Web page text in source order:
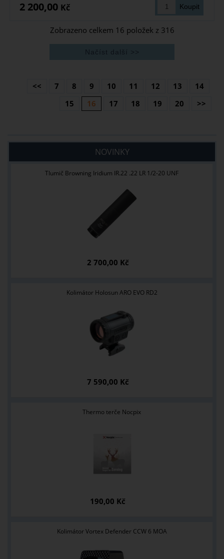
2 200,00 Kč
Zobrazeno celkem 16 položek z 316
<< 7 8 9 10 11 12 13
14
15
16 17 18 19 20 >>
NOVINKY
Tlumič Browning Iridium IR.22 .22 LR 1/2-20 UNF
2 700,00 Kč
Kolimátor Holosun ARO EVO RD2
7 590,00 Kč
Thermo terče Nocpix
190,00 Kč
Kolimátor Vortex Defender CCW 6 MOA